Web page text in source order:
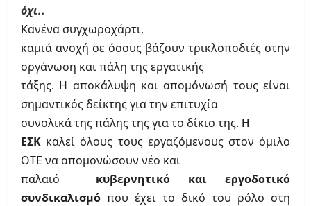
όχι..
Κανένα συγχωροχάρτι,
καμιά ανοχή σε όσους βάζουν τρικλοποδιές στην
οργάνωση και πάλη της εργατικής
τάξης. Η αποκάλυψη και απομόνωσή τους είναι
σημαντικός δείκτης για την επιτυχία
συνολικά της πάλης της για το δίκιο της. Η
ΕΣΚ καλεί όλους τους εργαζόμενους στον όμιλο
ΟΤΕ να απομονώσουν νέο και
παλαιό κυβερνητικό και εργοδοτικό
συνδικαλισμό που έχει το δικό του ρόλο στη